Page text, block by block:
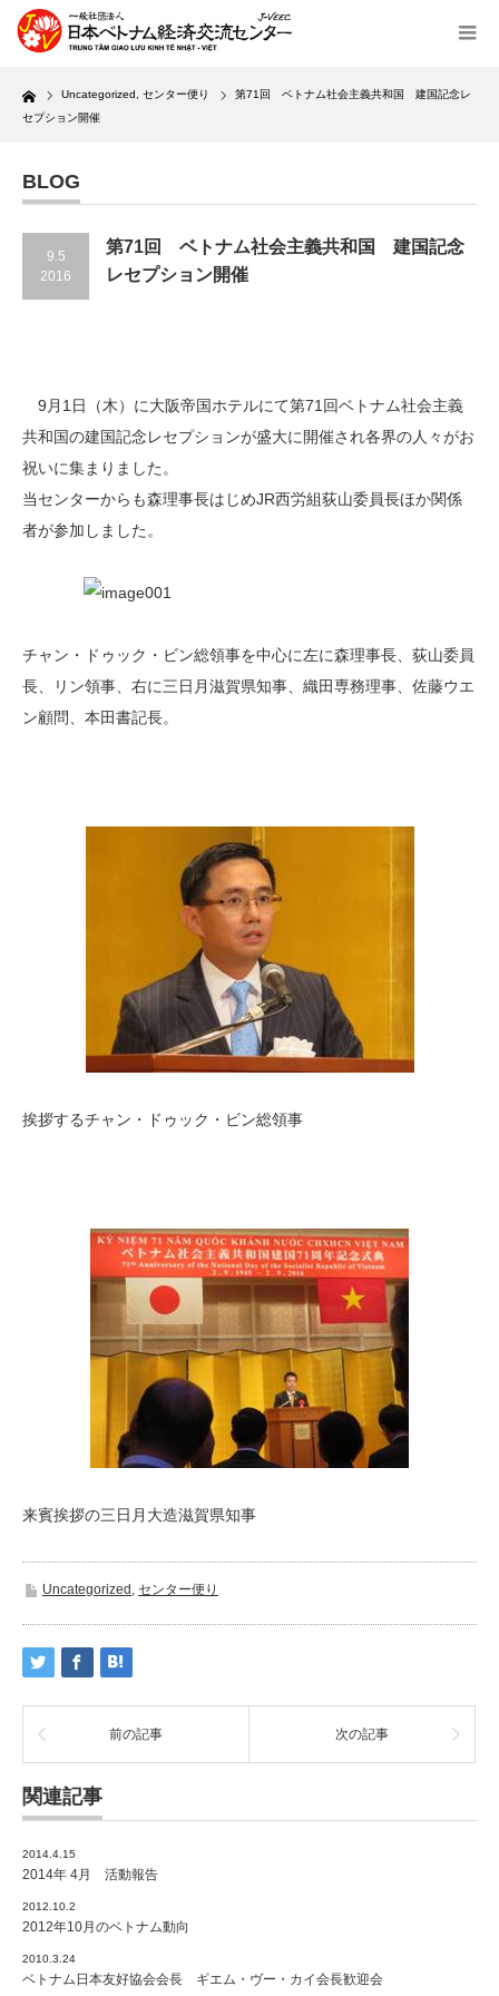
Home Uncategorized センター便り
第71回 ベトナム社会主義共和国 建国記念レ
セプション開催
BLOG
9.5
2016
第71回 ベトナム社会主義共和国 建国記念
レセプション開催
9月1日（木）に大阪帝国ホテルにて第71回ベトナム社会主義
共和国の建国記念レセプションが盛大に開催され各界の人々がお
祝いに集まりました。
当センターからも森理事長はじめJR西労組荻山委員長ほか関係
者が参加しました。
チャン・ドゥック・ビン総領事を中心に左に森理事長、荻山委員
長、リン領事、右に三日月滋賀県知事、織田専務理事、佐藤ウエ
ン顧問、本田書記長。
挨拶するチャン・ドゥック・ビン総領事
来賓挨拶の三日月大造滋賀県知事
Uncategorized , センター便り
前の記事 次の記事
関連記事
2014.4.15
2014年 4月 活動報告
2012.10.2
2012年10月のベトナム動向
2010.3.24
ベトナム日本友好協会会長 ギエム・ヴー・カイ会長歓迎会